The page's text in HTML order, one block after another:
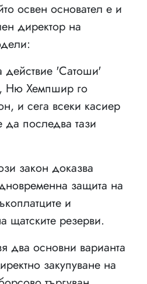
освен основател е и
директор на
действие 'Сатоши'
Ню Хемпшир го
и сега всеки касиер
да последва тази
закон доказва
защита на
и
щатските резерви.
два основни варианта
закупуване на